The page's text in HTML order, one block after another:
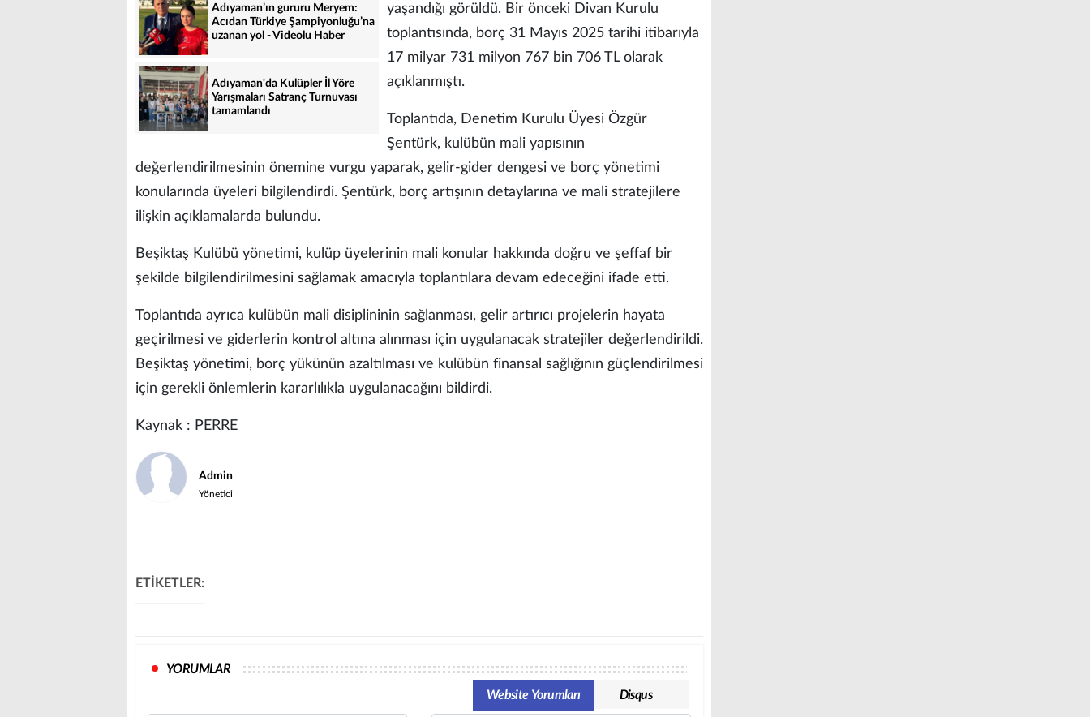
Adıyaman’ın gururu Meryem:
Acıdan Türkiye Şampiyonluğu’na
uzanan yol - Videolu Haber
Adıyaman'da Kulüpler İl Yöre
Yarışmaları Satranç Turnuvası
tamamlandı
yaşandığı görüldü. Bir önceki Divan Kurulu
toplantısında, borç 31 Mayıs 2025 tarihi itibarıyla
17 milyar 731 milyon 767 bin 706 TL olarak
açıklanmıştı.
Toplantıda, Denetim Kurulu Üyesi Özgür
Şentürk, kulübün mali yapısının
değerlendirilmesinin önemine vurgu yaparak, gelir-gider dengesi ve borç yönetimi
konularında üyeleri bilgilendirdi. Şentürk, borç artışının detaylarına ve mali stratejilere
ilişkin açıklamalarda bulundu.
Beşiktaş Kulübü yönetimi, kulüp üyelerinin mali konular hakkında doğru ve şeffaf bir
şekilde bilgilendirilmesini sağlamak amacıyla toplantılara devam edeceğini ifade etti.
Toplantıda ayrıca kulübün mali disiplininin sağlanması, gelir artırıcı projelerin hayata
geçirilmesi ve giderlerin kontrol altına alınması için uygulanacak stratejiler değerlendirildi.
Beşiktaş yönetimi, borç yükünün azaltılması ve kulübün finansal sağlığının güçlendirilmesi
için gerekli önlemlerin kararlılıkla uygulanacağını bildirdi.
Kaynak : PERRE
Admin
Yönetici
ETİKETLER:
YORUMLAR
Website Yorumları
Disqus